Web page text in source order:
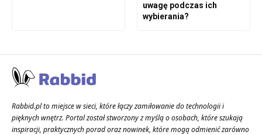
uwagę podczas ich
wybierania?
Rabbid.pl to miejsce w sieci, które łączy zamiłowanie do technologii i
pięknych wnętrz. Portal został stworzony z myślą o osobach, które szukają
inspiracji, praktycznych porad oraz nowinek, które mogą odmienić zarówno